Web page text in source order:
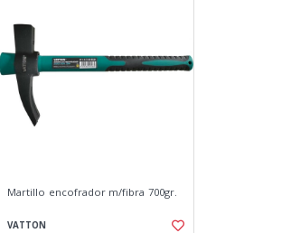
Martillo encofrador m/fibra 700gr.
VATTON